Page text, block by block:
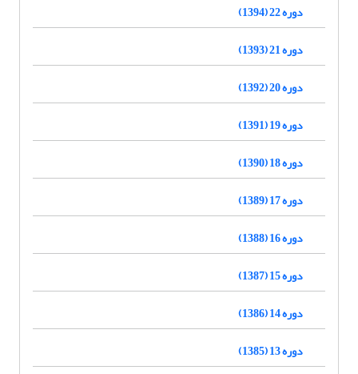
دوره 22 (1394)
دوره 21 (1393)
دوره 20 (1392)
دوره 19 (1391)
دوره 18 (1390)
دوره 17 (1389)
دوره 16 (1388)
دوره 15 (1387)
دوره 14 (1386)
دوره 13 (1385)